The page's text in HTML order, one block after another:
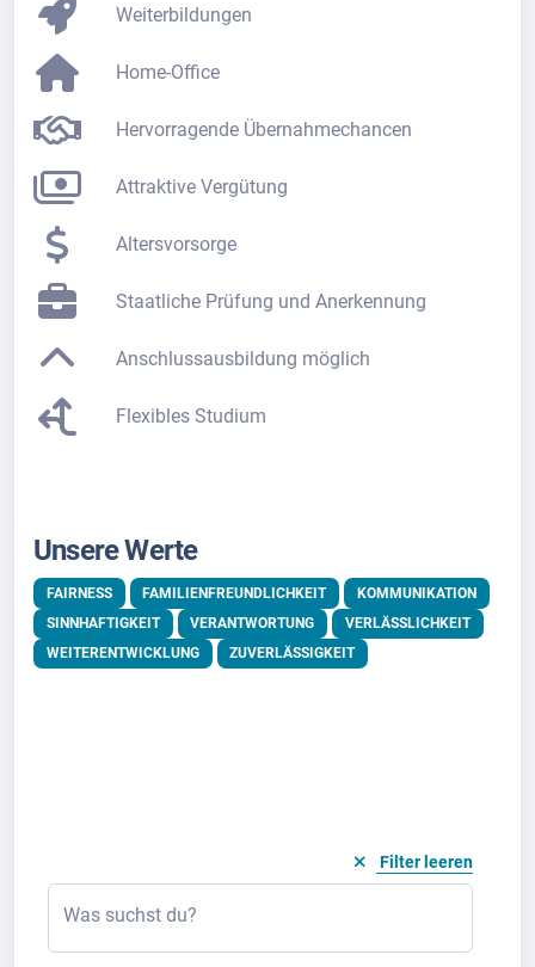
Weiterbildungen
Home-Office
Hervorragende Übernahmechancen
Attraktive Vergütung
Altersvorsorge
Staatliche Prüfung und Anerkennung
Anschlussausbildung möglich
Flexibles Studium
Unsere Werte
FAIRNESS FAMILIENFREUNDLICHKEIT
KOMMUNIKATION
SINNHAFTIGKEIT
VERANTWORTUNG
VERLÄSSLICHKEIT
WEITERENTWICKLUNG
ZUVERLÄSSIGKEIT
Filter leeren
Was suchst du?